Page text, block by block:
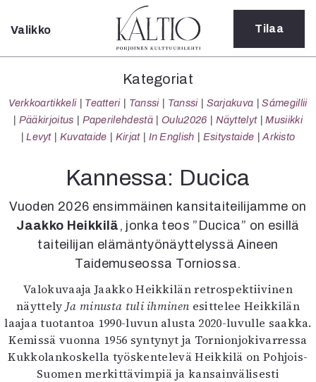
Sulje
Kategoriat
Verkkoartikkeli
Teatteri
Tanssi
Sarjakuva
Sámegillii
Pääkirjoitus
Paperilehdestä
Oulu2026
Näyttelyt
Musiikki
Levyt
Kuvataide
Kirjat
In English
Esitystaide
Arkisto
Valikko Tilaa
Kategoriat
Verkkoartikkeli Teatteri Tanssi Tanssi Sarjakuva
Sámegillii
Pääkirjoitus
Paperilehdestä Oulu2026 Näyttelyt
Musiikki
Levyt
Kuvataide Kirjat In English Esitystaide Arkisto
Kannessa: Ducica
Vuoden 2026 ensimmäinen kansitaiteilijamme on
Jaakko Heikkilä , jonka teos ”Ducica” on esillä
taiteilijan elämäntyönäyttelyssä Aineen
Taidemuseossa Torniossa.
Valokuvaaja Jaakko Heikkilän retrospektiivinen
näyttely Ja minusta tuli ihminen esittelee Heikkilän
laajaa tuotantoa 1990-luvun alusta 2020-luvulle saakka.
Kemissä vuonna 1956 syntynyt ja Tornionjokivarressa
Kukkolankoskella työskentelevä Heikkilä on Pohjois-
Suomen merkittävimpiä ja kansainvälisesti